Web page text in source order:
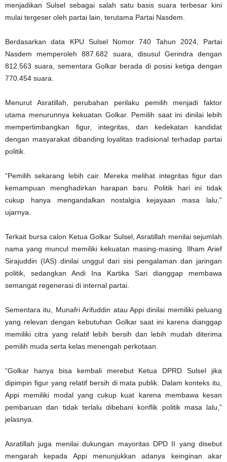
menjadikan Sulsel sebagai salah satu basis suara terbesar kini
mulai tergeser oleh partai lain, terutama Partai Nasdem.
Berdasarkan data KPU Sulsel Nomor 740 Tahun 2024, Partai
Nasdem memperoleh 887.682 suara, disusul Gerindra dengan
812.563 suara, sementara Golkar berada di posisi ketiga dengan
770.454 suara.
Menurut Asratillah, perubahan perilaku pemilih menjadi faktor
utama menurunnya kekuatan Golkar. Pemilih saat ini dinilai lebih
mempertimbangkan figur, integritas, dan kedekatan kandidat
dengan masyarakat dibanding loyalitas tradisional terhadap partai
politik.
“Pemilih sekarang lebih cair. Mereka melihat integritas figur dan
kemampuan menghadirkan harapan baru. Politik hari ini tidak
cukup hanya mengandalkan nostalgia kejayaan masa lalu,”
ujarnya.
Terkait bursa calon Ketua Golkar Sulsel, Asratillah menilai sejumlah
nama yang muncul memiliki kekuatan masing-masing. Ilham Arief
Sirajuddin (IAS) dinilai unggul dari sisi pengalaman dan jaringan
politik, sedangkan Andi Ina Kartika Sari dianggap membawa
semangat regenerasi di internal partai.
Sementara itu, Munafri Arifuddin atau Appi dinilai memiliki peluang
yang relevan dengan kebutuhan Golkar saat ini karena dianggap
memiliki citra yang relatif lebih bersih dan lebih mudah diterima
pemilih muda serta kelas menengah perkotaan.
“Golkar hanya bisa kembali merebut Ketua DPRD Sulsel jika
dipimpin figur yang relatif bersih di mata publik. Dalam konteks itu,
Appi memiliki modal yang cukup kuat karena membawa kesan
pembaruan dan tidak terlalu dibebani konflik politik masa lalu,”
jelasnya.
Asratillah juga menilai dukungan mayoritas DPD II yang disebut
mengarah kepada Appi menunjukkan adanya keinginan akar